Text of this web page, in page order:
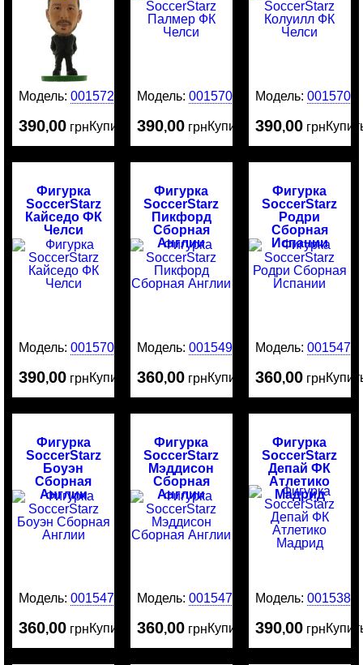
Модель:0015720
390,00 грнКупить
Модель:0015708
390,00 грнКупить
Модель: 0015707
390,00 грн
Фигурка
SoccerStarz
Кайседо ФК
Челси
Модель:0015706
390,00 грнКупить
Фигурка
SoccerStarz
Пикфорд
Сборная
Англии
Модель:0015491
360,00 грнКупить
Фигурка
SoccerStarz
Родри
Сборная
Испании
Модель: 0015478
360,00 грн
Фигурка
SoccerStarz
Боуэн
Сборная
Англии
Модель:0015477
360,00 грнКупить
Фигурка
SoccerStarz
Мэддисон
Сборная
Англии
Модель:0015476
360,00 грнКупить
Фигурка
SoccerStarz
Депай ФК
Атлетико
Мадрид
Модель: 0015380
390,00 грн